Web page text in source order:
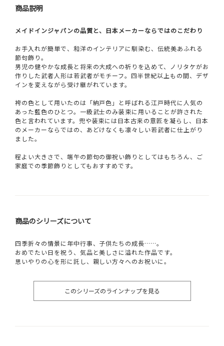
商品説明
メイドインジャパンの品質と、日本メーカーならではのこだわり
お手入れが簡単で、和洋のインテリアに馴染む、伝統美あふれる
節句飾り。
男児の健やかな成長と将来の大成への祈りを込めて、ノリタケがお
作りした武者人形は若武者がモチーフ。四半世紀以上もの間、デザ
インを変えながら受け継がれています。
袴の色として用いたのは「納戸色」と呼ばれる江戸時代に人気の
あった藍色のひとつ。一級武士のみ装束に用いることが許された
色と言われています。兜や装束には日本古来の意匠を凝らし、日本
のメーカーならではの、あどけなくも凛々しい若武者に仕上がり
ました。
程よい大きさで、端午の節句の御祝い飾りとしてはもちろん、ご
家庭での季節飾りとしてもおすすめです。
商品のシリーズについて
四季折々の情景に年中行事、子供たちの成長……。
おめでたい日を祝う、気品と美しさに溢れた作品です。
思いやりの心を形に託し、親しい方々へのお祝いに。
このシリーズのラインナップを見る